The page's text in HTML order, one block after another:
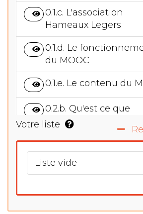
0.1.c. L'association
Hameaux Legers
0.1.d. Le
du MOOC
0.1.e. Le contenu du
0.2.b. Qu'est ce que
l'habitat réversible ?
0.2.c. La fédération de
l'Habitat Réversible
Votre liste
Liste vide